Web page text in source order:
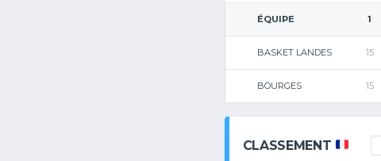
ÉQUIPE 1
BASKET LANDES 15
BOURGES 15
CLASSEMENT